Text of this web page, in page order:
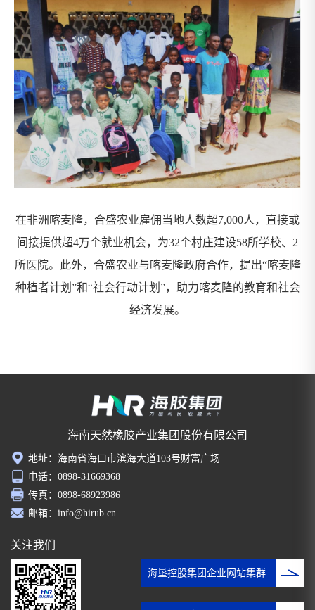
在非洲喀麦隆，合盛农业雇佣当地人数超7,000人，直接或
间接提供超4万个就业机会，为32个村庄建设58所学校、2
所医院。此外，合盛农业与喀麦隆政府合作，提出“喀麦隆
种植者计划”和“社会行动计划”，助力喀麦隆的教育和社会
经济发展。
海南天然橡胶产业集团股份有限公司
地址：海南省海口市滨海大道103号财富广场
电话：0898-31669368
传真：0898-68923986
邮箱：info@hirub.cn
关注我们
海垦控股集团企业网站集群